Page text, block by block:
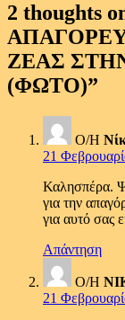
2 thoughts
ΖΕΑΣ
(ΦΩΤΟ)”
Ο/Η
21
Καλησπέρα.
για την
για αυτό σας
Απάντηση
Ο/Η
21